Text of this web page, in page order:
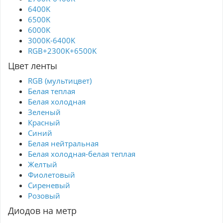
6400K
6500K
6000K
3000K-6400K
RGB+2300K+6500K
Цвет ленты
RGB (мультицвет)
Белая теплая
Белая холодная
Зеленый
Красный
Синий
Белая нейтральная
Белая холодная-белая теплая
Желтый
Фиолетовый
Сиреневый
Розовый
Диодов на метр